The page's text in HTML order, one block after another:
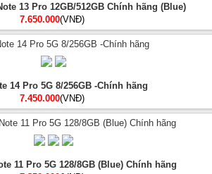
13 Pro 12GB/512GB Chính hãng (Blue)
7.650.000(VNĐ)
14 Pro 5G 8/256GB -Chính hãng
7.450.000(VNĐ)
11 Pro 5G 128/8GB (Blue) Chính hãng